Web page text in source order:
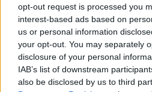
opt-out request is processed you
interest-based ads based on
us or personal information
your opt-out. You may separately
disclosure of your personal
IAB’s list of downstream
also be disclosed by us to third
Visi
Žiūrimiausi